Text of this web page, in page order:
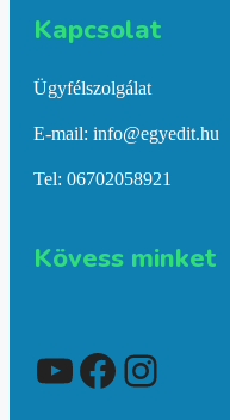
Kapcsolat​
Ügyfélszolgálat
E-mail: info@egyedit.hu
Tel: 06702058921
Kövess minket
YouTube
Facebook